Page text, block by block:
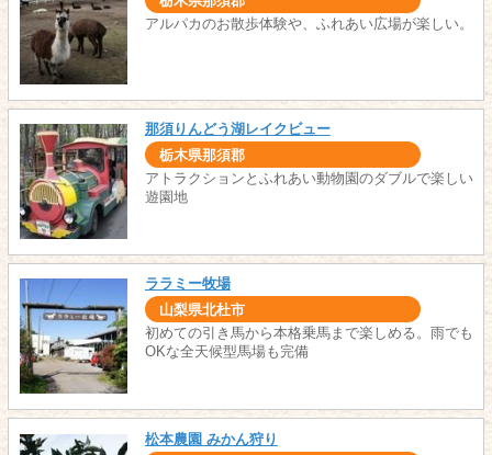
アルパカのお散歩体験や、ふれあい広場が楽しい。
那須りんどう湖レイクビュー
栃木県那須郡
アトラクションとふれあい動物園のダブルで楽しい
遊園地
ララミー牧場
山梨県北杜市
初めての引き馬から本格乗馬まで楽しめる。雨でも
OKな全天候型馬場も完備
松本農園 みかん狩り